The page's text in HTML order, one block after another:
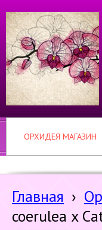
ОРХИДЕЯ МАГАЗИН
Главная ›
coerulea x